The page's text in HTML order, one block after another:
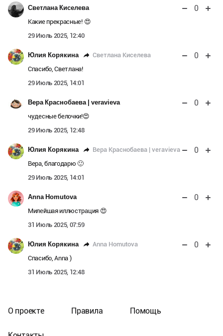
Светлана Киселева 0
Какие прекрасные! 😍
29 Июль 2025, 12:40
Юлия Корякина Светлана Киселева 0
Спасибо, Светлана!
29 Июль 2025, 14:01
Вера Краснобаева | veravieva 0
чудесные белочки!😍
29 Июль 2025, 12:48
Юлия Корякина Вера Краснобаева | veravieva 0
Вера, благодарю 🙂
29 Июль 2025, 14:01
Anna Homutova 0
Милейшая иллюстрация 😍
31 Июль 2025, 07:59
Юлия Корякина Anna Homutova 0
Спасибо, Anna )
31 Июль 2025, 12:48
О проекте Правила Помощь